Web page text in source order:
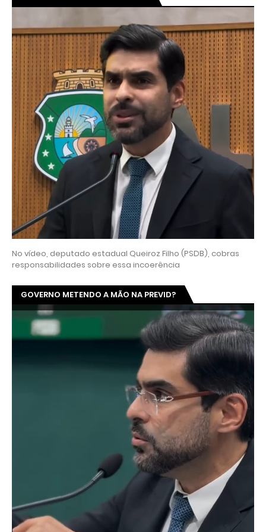
No vídeo, deputado estadual Queiroz Filho (PSDB), cobras
responsabilidades sobre essa incoerência
GOVERNO METENDO A MÃO NA PREVID?